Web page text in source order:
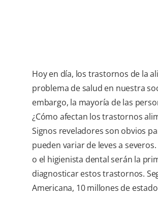
Hoy en día, los trastornos de la
problema de salud en nuestra
embargo, la mayoría de las
¿Cómo afectan los trastornos
Signos reveladores son obvios
pueden variar de leves a
o el higienista dental serán la
diagnosticar estos trastornos.
Americana, 10 millones de